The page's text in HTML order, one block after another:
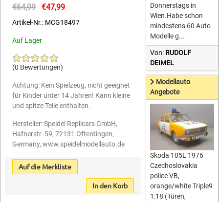
€64,99 €47,99
Artikel-Nr.: MCG18497
Auf Lager
(0 Bewertungen)
Achtung: Kein Spielzeug, nicht geeignet
für Kinder unter 14 Jahren! Kann kleine
und spitze Teile enthalten.
Hersteller: Speidel Replicars GmbH,
Hafnerstr. 59, 72131 Ofterdingen,
Germany, www.speidelmodellauto.de
Auf die Merkliste
In den Korb
Donnerstags in
Wien.Habe schon
mindestens 60 Auto
Modelle g...
Von: RUDOLF
DEIMEL
Modellauto
Angebote
Skoda 105L 1976
Czechoslovakia
police VB,
orange/white Triple9
1:18 (Türen,